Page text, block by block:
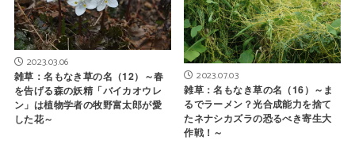
2023.03.06
雑草：名もなき草の名（12）～春
を告げる森の妖精「バイカオウレ
ン」は植物学者の牧野富太郎が愛
した花～
2023.07.03
雑草：名もなき草の名（16）～ま
るでラーメン？光合成能力を捨て
たネナシカズラの恐るべき寄生大
作戦！～